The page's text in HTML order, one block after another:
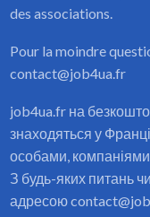
des associations.
Pour la moindre
contact@job4ua.fr
job4ua.fr на
знаходяться у
особами, компаніями
З будь-яких питань
адресою